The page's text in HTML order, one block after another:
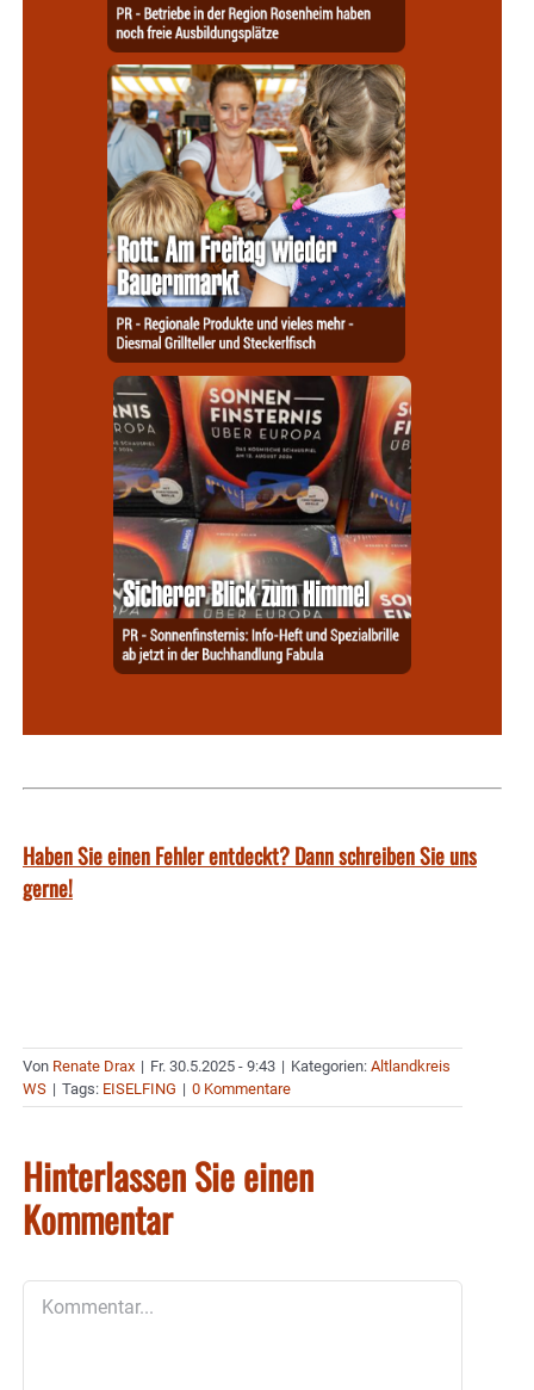
Haben Sie einen Fehler entdeckt? Dann schreiben Sie uns
gerne!
Von Renate Drax | Fr. 30.5.2025 - 9:43 | Kategorien: Altlandkreis
WS | Tags: EISELFING | 0 Kommentare
Hinterlassen Sie einen
Kommentar